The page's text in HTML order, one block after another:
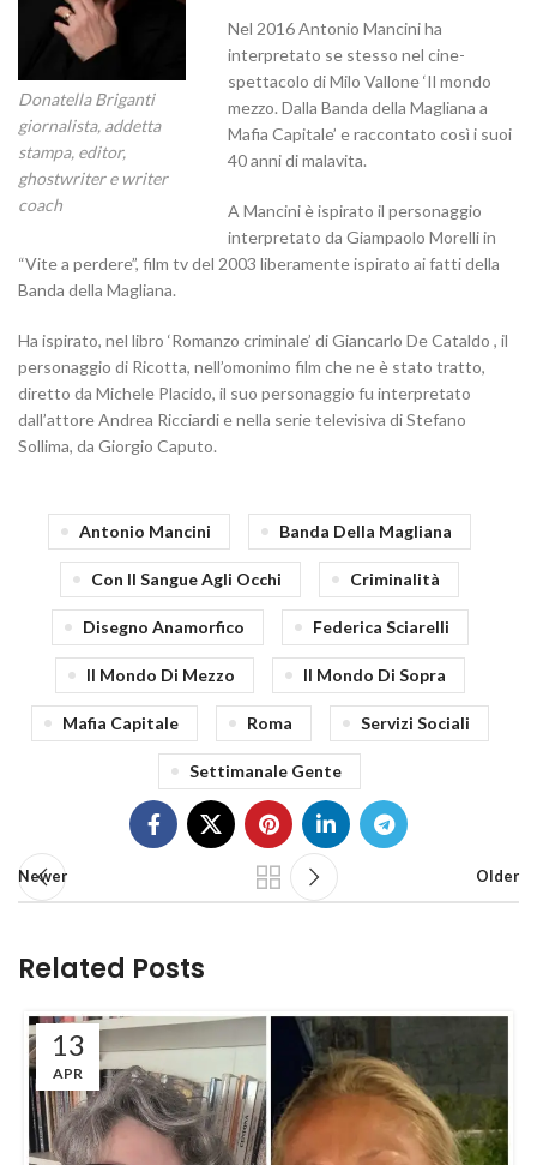
Donatella Briganti
giornalista, addetta
stampa, editor,
ghostwriter e writer
coach
Nel 2016 Antonio Mancini ha
interpretato se stesso nel cine-
spettacolo di Milo Vallone ‘Il mondo
mezzo. Dalla Banda della Magliana a
Mafia Capitale’ e raccontato così i suoi
40 anni di malavita.
A Mancini è ispirato il personaggio
interpretato da Giampaolo Morelli in
“Vite a perdere”, film tv del 2003 liberamente ispirato ai fatti della
Banda della Magliana.
Ha ispirato, nel libro ‘Romanzo criminale’ di Giancarlo De Cataldo , il
personaggio di Ricotta, nell’omonimo film che ne è stato tratto,
diretto da Michele Placido, il suo personaggio fu interpretato
dall’attore Andrea Ricciardi e nella serie televisiva di Stefano
Sollima, da Giorgio Caputo.
Antonio Mancini Banda Della Magliana
Con Il Sangue Agli Occhi Criminalità
Disegno Anamorfico Federica Sciarelli
Il Mondo Di Mezzo Il Mondo Di Sopra
Mafia Capitale Roma Servizi Sociali
Settimanale Gente
Newer Older
Related Posts
13
APR